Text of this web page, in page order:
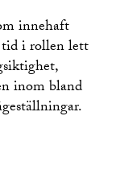
innehaft
tid i rollen lett
inom bland